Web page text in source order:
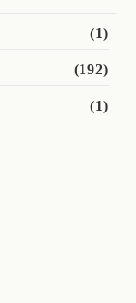
(1)
(192)
(1)